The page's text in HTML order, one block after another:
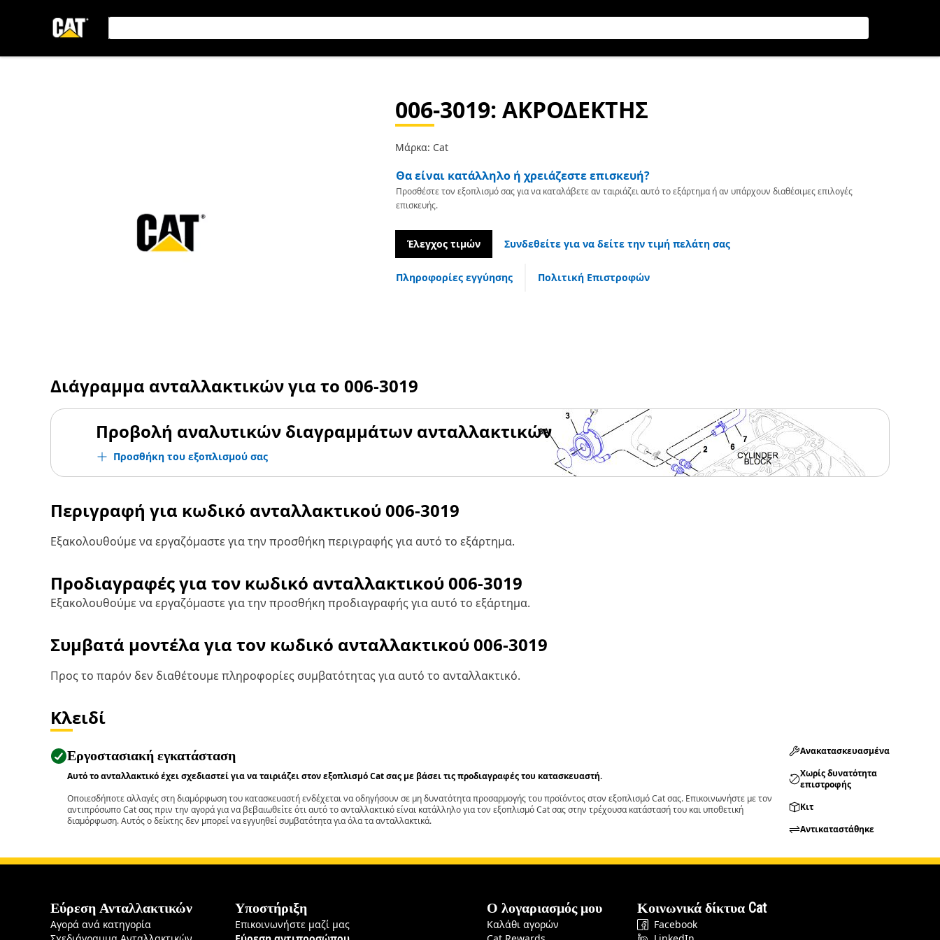
006-3019: ΑΚΡΟΔΕΚΤΗΣ
Μάρκα: Cat
Θα είναι κατάλληλο ή χρειάζεστε επισκευή?
Προσθέστε τον εξοπλισμό σας για να καταλάβετε αν ταιριάζει αυτό το εξάρτημα ή αν υπάρχουν διαθέσιμες επιλογές
επισκευής.
Έλεγχος τιμών Συνδεθείτε για να δείτε την τιμή πελάτη σας
Πληροφορίες εγγύησης Πολιτική Επιστροφών
Διάγραμμα ανταλλακτικών για το 006-3019
Προβολή αναλυτικών διαγραμμάτων ανταλλακτικών
Προσθήκη του εξοπλισμού σας
Περιγραφή για κωδικό ανταλλακτικού006-3019
Εξακολουθούμε να εργαζόμαστε για την προσθήκη περιγραφής για αυτό το εξάρτημα.
Προδιαγραφές για τον κωδικό ανταλλακτικού006-3019
Εξακολουθούμε να εργαζόμαστε για την προσθήκη προδιαγραφής για αυτό το εξάρτημα.
Συμβατά μοντέλα για τον κωδικό ανταλλακτικού006-3019
Προς το παρόν δεν διαθέτουμε πληροφορίες συμβατότητας για αυτό το ανταλλακτικό.
Κλειδί
Εργοστασιακή εγκατάσταση
Αυτό το ανταλλακτικό έχει σχεδιαστεί για να ταιριάζει στον εξοπλισμό Cat σας με βάσει τις προδιαγραφές του κατασκευαστή.
Οποιεσδήποτε αλλαγές στη διαμόρφωση του κατασκευαστή ενδέχεται να οδηγήσουν σε μη δυνατότητα προσαρμογής του προϊόντος στον εξοπλισμό Cat σας. Επικοινωνήστε με τον
αντιπρόσωπο Cat σας πριν την αγορά για να βεβαιωθείτε ότι αυτό το ανταλλακτικό είναι κατάλληλο για τον εξοπλισμό Cat σας στην τρέχουσα κατάστασή του και υποθετική
διαμόρφωση. Αυτός ο δείκτης δεν μπορεί να εγγυηθεί συμβατότητα για όλα τα ανταλλακτικά.
Ανακατασκευασμένα
Χωρίς δυνατότητα
επιστροφής
Κιτ
Αντικαταστάθηκε
Εύρεση Ανταλλακτικών
Αγορά ανά κατηγορία
Υποστήριξη
Επικοινωνήστε μαζί μας
Ο λογαριασμός μου
Καλάθι αγορών
Κοινωνικά δίκτυα Cat
Facebook